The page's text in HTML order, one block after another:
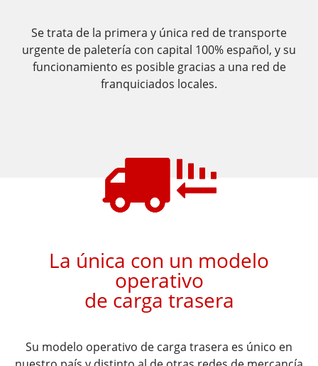
​Se trata de la primera y única red de transporte
urgente de paletería con capital 100% español, y su
funcionamiento es posible gracias a una red de
franquiciados locales.
​​​La única con un modelo
operativo
de carga trasera
Su modelo operativo de carga trasera es único en